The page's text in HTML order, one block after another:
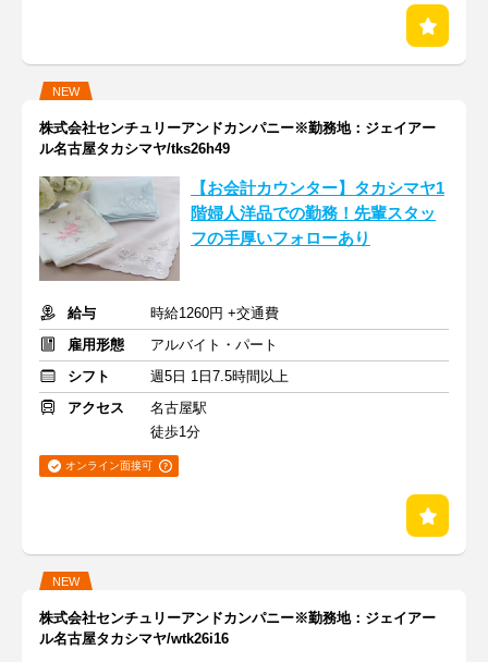
NEW
株式会社センチュリーアンドカンパニー※勤務地：ジェイアー
ル名古屋タカシマヤ/tks26h49
【お会計カウンター】タカシマヤ1
階婦人洋品での勤務！先輩スタッ
フの手厚いフォローあり
給与
時給1260円 +交通費
雇用形態
アルバイト・パート
シフト
週5日 1日7.5時間以上
アクセス
名古屋駅
徒歩1分
オンライン面接可
NEW
株式会社センチュリーアンドカンパニー※勤務地：ジェイアー
ル名古屋タカシマヤ/wtk26i16